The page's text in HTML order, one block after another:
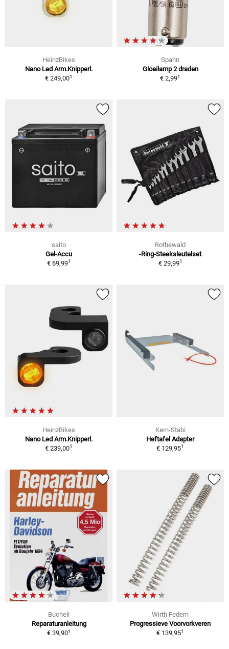
HeinzBikes
Nano Led Arm.Knipperl.
€ 249,001
Spahn
Gloeilamp 2 draden
€ 2,991
saito
Gel-Accu
€ 69,991
Rothewald
-Ring-Steeksleutelset
€ 29,991
HeinzBikes
Nano Led Arm.Knipperl.
€ 239,001
Kern-Stabi
Heftafel Adapter
€ 129,951
Bucheli
Reparaturanleitung
€ 39,901
Wirth Federn
Progressieve Voorvorkveren
€ 139,951